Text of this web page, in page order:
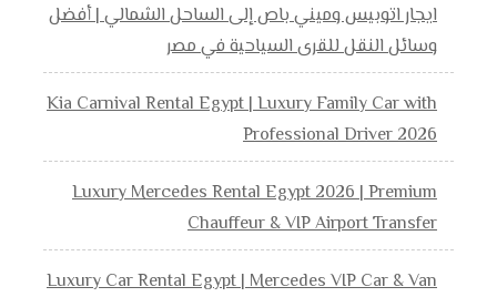
ايجار اتوبيس وميني باص إلى الساحل الشمالي | أفضل
وسائل النقل للقرى السياحية في مصر
Kia Carnival Rental Egypt | Luxury Family Car with
Professional Driver 2026
Luxury Mercedes Rental Egypt 2026 | Premium
Chauffeur & VIP Airport Transfer
Luxury Car Rental Egypt | Mercedes VIP Car & Van